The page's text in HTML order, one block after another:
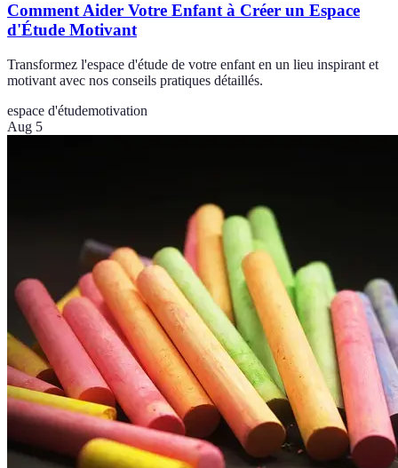
Comment Aider Votre Enfant à Créer un Espace
d'Étude Motivant
Transformez l'espace d'étude de votre enfant en un lieu inspirant et
motivant avec nos conseils pratiques détaillés.
espace d'étudemotivation
Aug 5